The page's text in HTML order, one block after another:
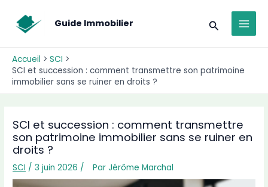
contenu
Guide Immobilier
Accueil
SCI
SCI et succession : comment transmettre son patrimoine
immobilier sans se ruiner en droits ?
SCI et succession : comment transmettre
son patrimoine immobilier sans se ruiner en
droits ?
SCI /3 juin 2026 / ParJérôme Marchal